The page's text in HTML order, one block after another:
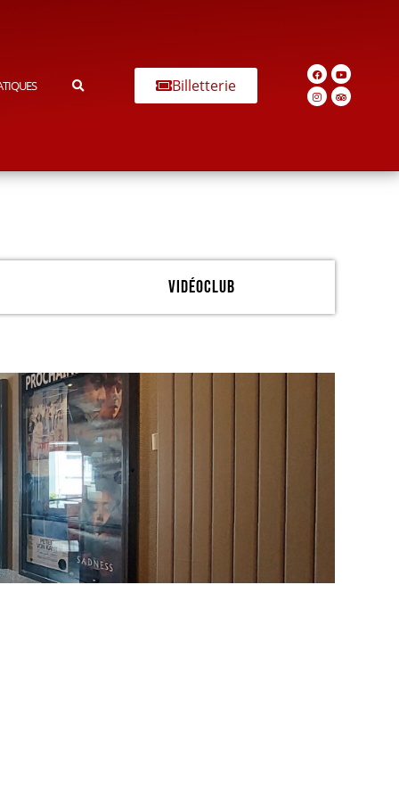
Billetterie
Vidéoclub